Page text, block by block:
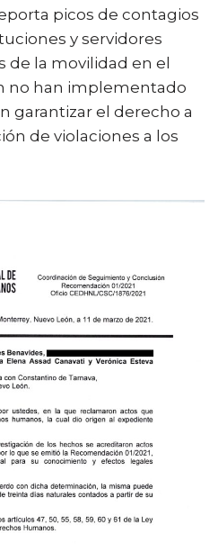
picos de contagios
y servidores
de la movilidad en el
no han implementado
garantizar el derecho a
de violaciones a los